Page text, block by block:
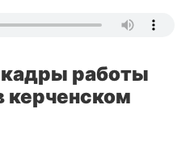
работы
керченском